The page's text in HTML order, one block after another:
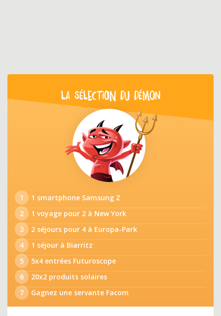
LA SÉLECTION DU DÉMON
1
1 smartphone Samsung Z
2
1 voyage pour 2 à New York
3
2 séjours pour 4 à Europa-Park
4
1 séjour à Biarritz
5
5x4 entrées Futuroscope
6
20x2 produits solaires
7
Gagnez une servante Facom